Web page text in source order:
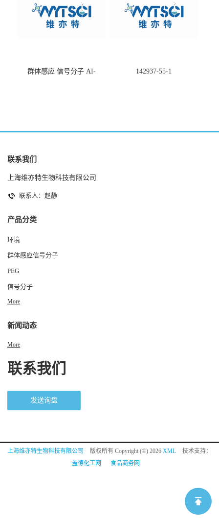
群体感应 信号分子 AI-
142937-55-1
联系我们
上海维亦特生物科技有限公司
联系人：赵静
产品分类
环境
群体感应信号分子
PEG
信号分子
More
新闻动态
More
联系我们
发送询盘
上海维亦特生物科技有限公司 版权所有 Copyright (©) 2026 XML
技术支持：
盖德化工网
食品商务网